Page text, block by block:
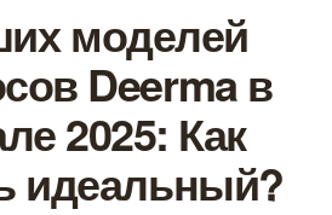
моделей
Deerma в
2025: Как
идеальный?